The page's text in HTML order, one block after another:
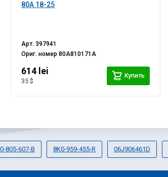
80A 18-25
Арт.397941
Ориг. номер80A810171A
614 lei
35 $
Купить
805-607-B 8K0-959-455-R 06J906461D